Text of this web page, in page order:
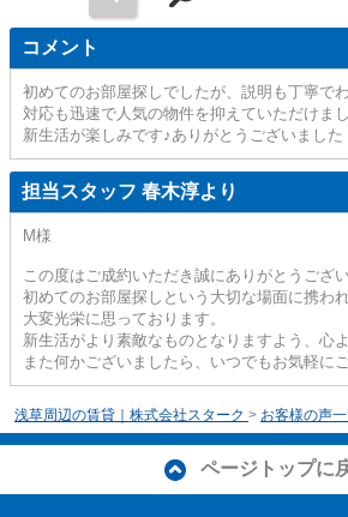
コメント
初めてのお部屋探しでしたが、説明も丁寧で
対応も迅速で人気の物件を抑えていただけまし
新生活が楽しみです♪ありがとうございました
担当スタッフ 春木淳より
M様
この度はご成約いただき誠にありがとうござい
初めてのお部屋探しという大切な場面に携われ
大変光栄に思っております。
新生活がより素敵なものとなりますよう、心
また何かございましたら、いつでもお気軽に
浅草周辺の賃貸｜株式会社スターク > お客様の声
ページトップに